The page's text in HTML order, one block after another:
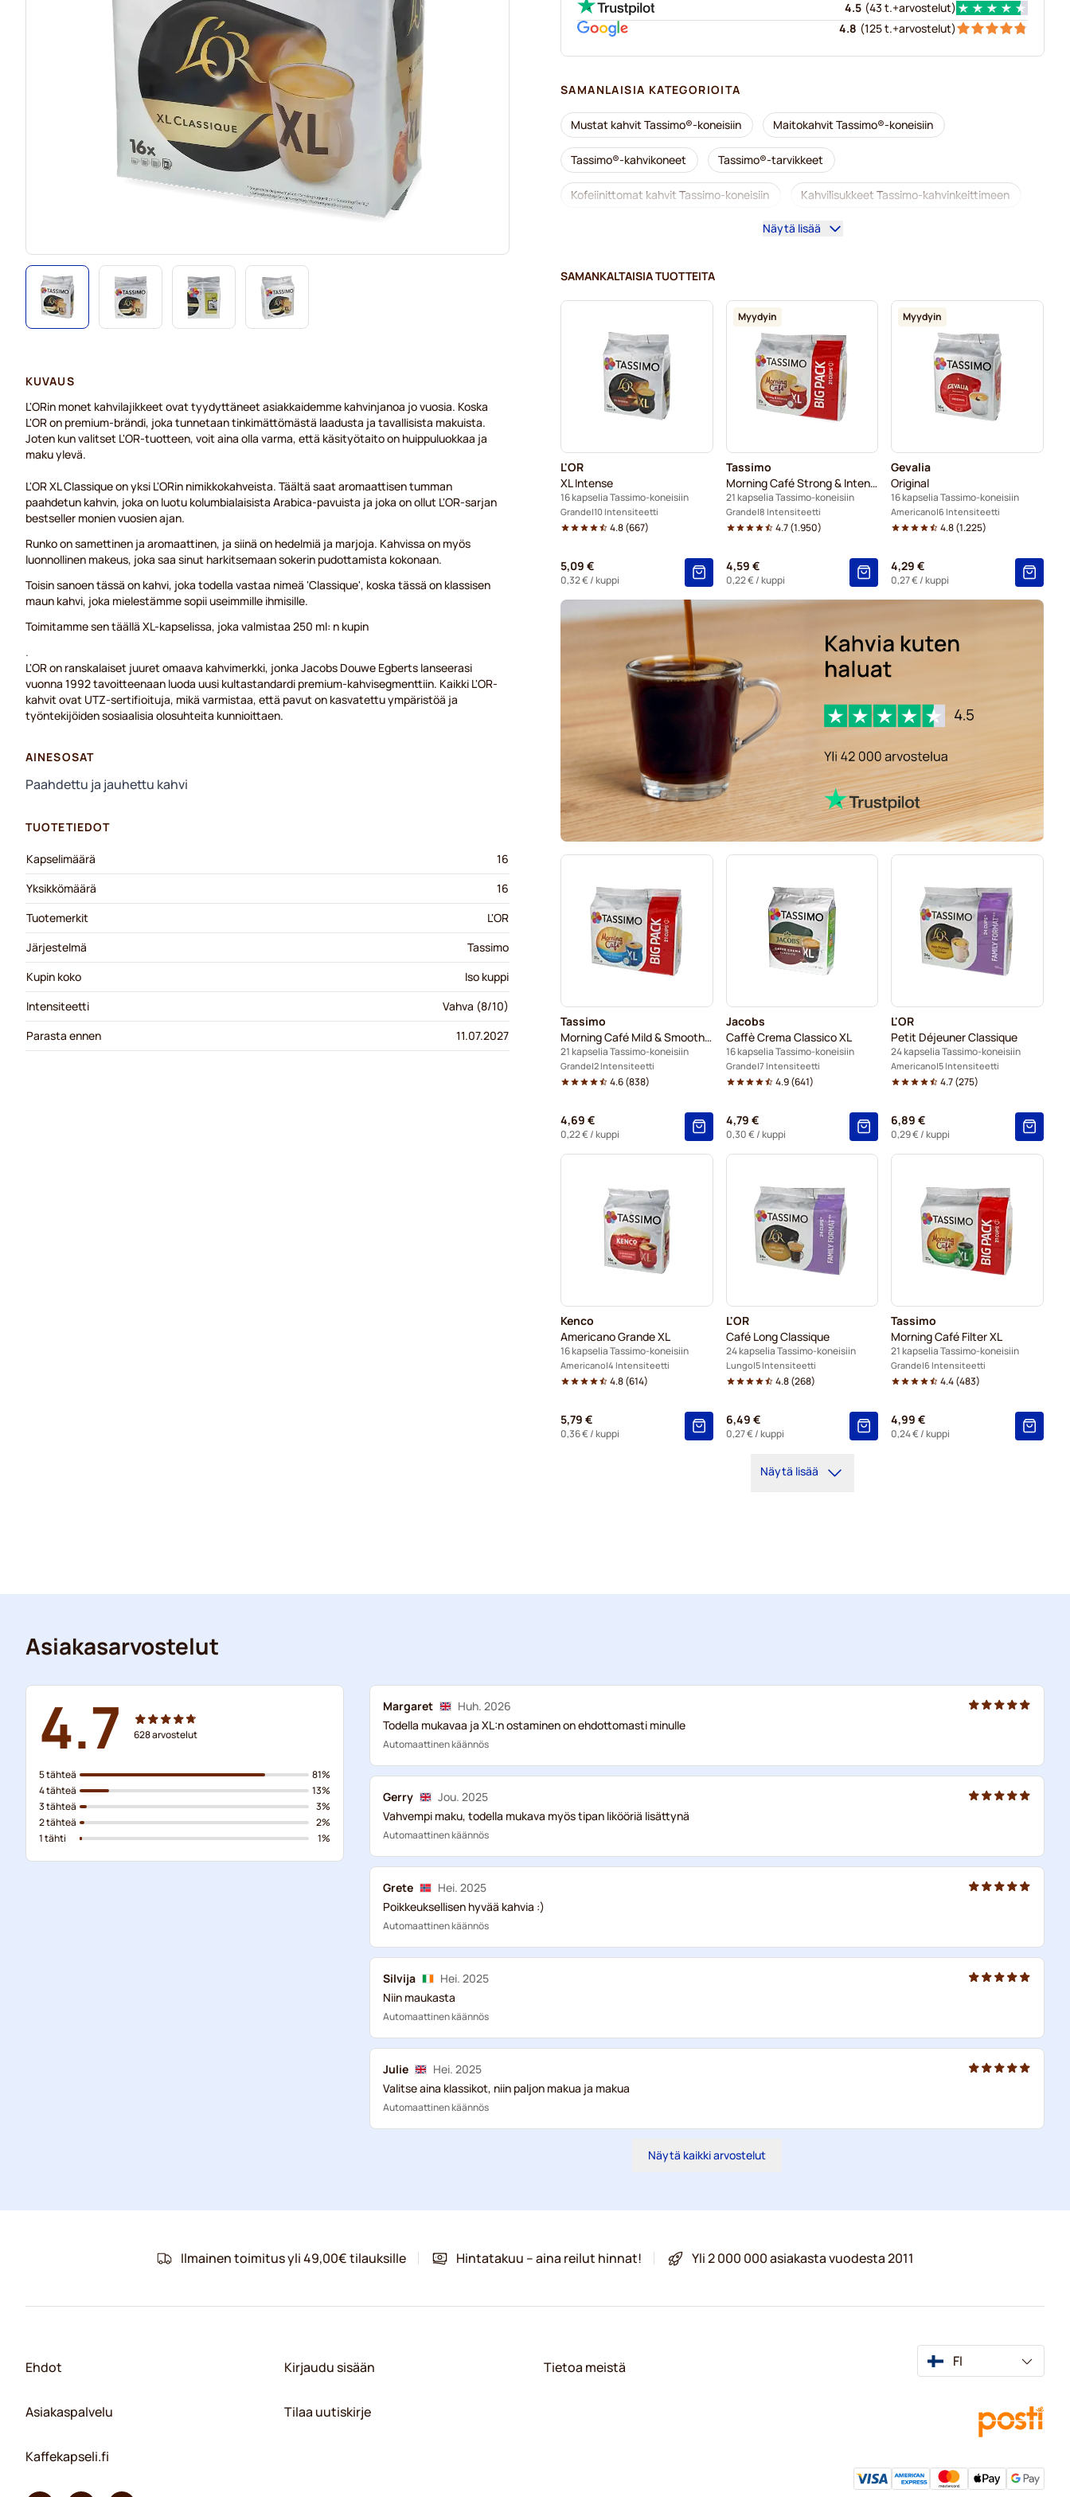
4.5 (43 t.+arvostelut)
4.8 (125 t.+arvostelut)
SAMANLAISIA KATEGORIOITA
Mustat kahvit Tassimo®-koneisiin Maitokahvit Tassimo®-koneisiin
Tassimo®-kahvikoneet Tassimo®-tarvikkeet
Kofeiinittomat kahvit Tassimo-koneisiin Kahvilisukkeet Tassimo-kahvinkeittimeen
Kalkinpoisto ja huolto Tassimo-kahvinkeittimeen
Kapselit Tassimo®-koneisiin Friele-kahvikapselit Tassimo-koneisiin
Marcilla-kahvikapselit Tassimo-koneisiin Tassimo®-koneisiin
Kaakaot ja teet Tassimo®-koneisiin Gevalia-kahvikapselit Tassimo-koneisiin
Näytä lisää
SAMANKALTAISIA TUOTTEITA
L'OR
XL Intense
16 kapselia Tassimo-koneisiin
Grande 10 Intensiteetti
4.8(667)
5,09 €
0,32 €/ kuppi
Myydyin
Tassimo
Morning Café Strong & Intense XL
21 kapselia Tassimo-koneisiin
Grande 8 Intensiteetti
4.7(1.950)
4,59 €
0,22 €/ kuppi
Myydyin
Gevalia
Original
16 kapselia Tassimo-koneisiin
Americano 6 Intensiteetti
4.8(1.225)
4,29 €
0,27 €/ kuppi
Tassimo
Morning Café Mild & Smooth XL
21 kapselia Tassimo-koneisiin
Grande 2 Intensiteetti
4.6(838)
4,69 €
0,22 €/ kuppi
Jacobs
Caffè Crema Classico XL
16 kapselia Tassimo-koneisiin
Grande 7 Intensiteetti
4.9(641)
4,79 €
0,30 €/ kuppi
L'OR
Petit Déjeuner Classique
24 kapselia Tassimo-koneisiin
Americano 5 Intensiteetti
4.7(275)
6,89 €
0,29 €/ kuppi
Kenco
Americano Grande XL
16 kapselia Tassimo-koneisiin
Americano 4 Intensiteetti
4.8(614)
5,79 €
0,36 €/ kuppi
L'OR
Café Long Classique
24 kapselia Tassimo-koneisiin
Lungo 5 Intensiteetti
4.8(268)
6,49 €
0,27 €/ kuppi
Tassimo
Morning Café Filter XL
21 kapselia Tassimo-koneisiin
Grande 6 Intensiteetti
4.4(483)
4,99 €
0,24 €/ kuppi
Näytä lisää
KUVAUS
L'ORin monet kahvilajikkeet ovat tyydyttäneet asiakkaidemme kahvinjanoa jo vuosia. Koska
L'OR on premium-brändi, joka tunnetaan tinkimättömästä laadusta ja tavallisista makuista.
Joten kun valitset L'OR-tuotteen, voit aina olla varma, että käsityötaito on huippuluokkaa ja
maku ylevä.
L'OR XL Classique on yksi L'ORin nimikkokahveista. Täältä saat aromaattisen tumman
paahdetun kahvin, joka on luotu kolumbialaisista Arabica-pavuista ja joka on ollut L'OR-sarjan
bestseller monien vuosien ajan.
Runko on samettinen ja aromaattinen, ja siinä on hedelmiä ja marjoja. Kahvissa on myös
luonnollinen makeus, joka saa sinut harkitsemaan sokerin pudottamista kokonaan.
Toisin sanoen tässä on kahvi, joka todella vastaa nimeä 'Classique', koska tässä on klassisen
maun kahvi, joka mielestämme sopii useimmille ihmisille.
Toimitamme sen täällä XL-kapselissa, joka valmistaa 250 ml: n kupin
.
L'OR on ranskalaiset juuret omaava kahvimerkki, jonka Jacobs Douwe Egberts lanseerasi
vuonna 1992 tavoitteenaan luoda uusi kultastandardi premium-kahvisegmenttiin. Kaikki L'OR-
kahvit ovat UTZ-sertifioituja, mikä varmistaa, että pavut on kasvatettu ympäristöä ja
työntekijöiden sosiaalisia olosuhteita kunnioittaen.
AINESOSAT
Paahdettu ja jauhettu kahvi
TUOTETIEDOT
Kapselimäärä
16
Yksikkömäärä
16
Tuotemerkit
L'OR
Järjestelmä
Tassimo
Kupin koko
Iso kuppi
Intensiteetti
Vahva (8/10)
Parasta ennen
11.07.2027
Asiakasarvostelut
4.7 628arvostelut
5 tähteä
4 tähteä
3 tähteä
2 tähteä
1 tähti
81%
13%
3%
2%
1%
Margaret
Huh. 2026
Todella mukavaa ja XL:n ostaminen on ehdottomasti minulle
Automaattinen käännös
Gerry
Jou. 2025
Vahvempi maku, todella mukava myös tipan likööriä lisättynä
Automaattinen käännös
Grete
Hei. 2025
Poikkeuksellisen hyvää kahvia :)
Automaattinen käännös
Silvija
Hei. 2025
Niin maukasta
Automaattinen käännös
Julie
Hei. 2025
Valitse aina klassikot, niin paljon makua ja makua
Automaattinen käännös
Näytä kaikki arvostelut
Ilmainen toimitus yli 49,00€ tilauksille Hintatakuu – aina reilut hinnat! Yli 2 000 000 asiakasta vuodesta 2011
Ehdot
Asiakaspalvelu
Kaffekapseli.fi
Kirjaudu sisään
Tilaa uutiskirje
Tietoa meistä FI